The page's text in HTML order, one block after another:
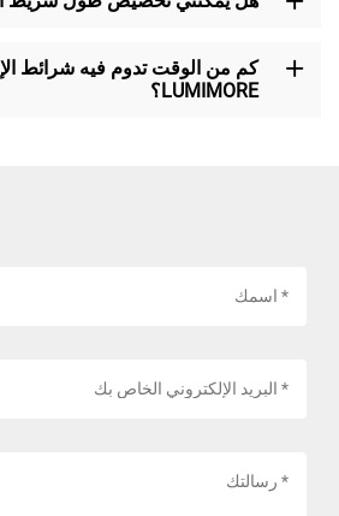
LUMIMORE؟